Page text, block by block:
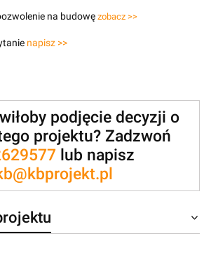
na budowę zobacz >>
napisz >>
podjęcie decyzji o
projektu? Zadzwoń
lub napisz